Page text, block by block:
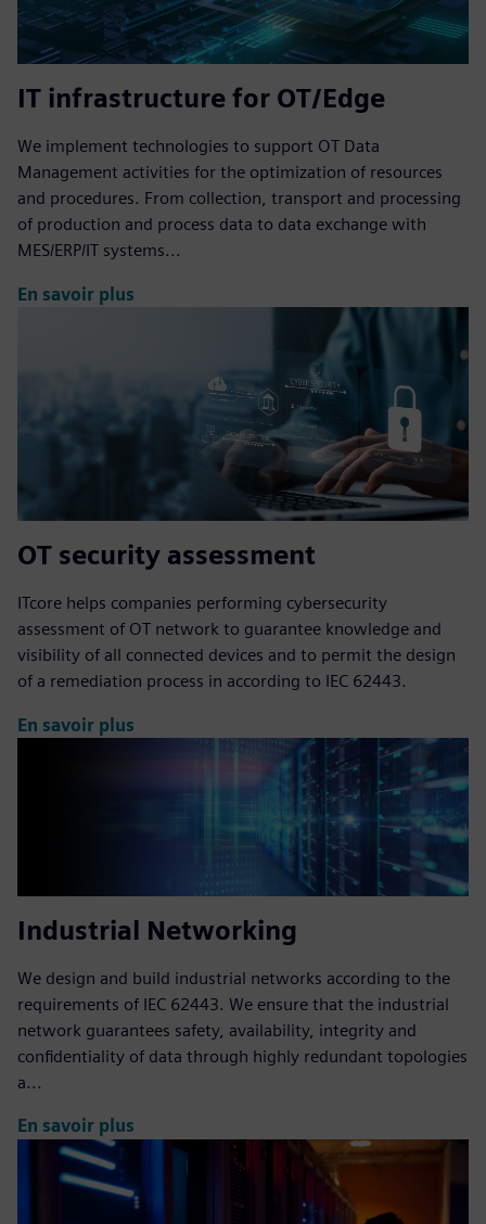
IT infrastructure for OT/Edge
We implement technologies to support OT Data
Management activities for the optimization of resources
and procedures. From collection, transport and processing
of production and process data to data exchange with
MES/ERP/IT systems...
En savoir plus
OT security assessment
ITcore helps companies performing cybersecurity
assessment of OT network to guarantee knowledge and
visibility of all connected devices and to permit the design
of a remediation process in according to IEC 62443.
En savoir plus
Industrial Networking
We design and build industrial networks according to the
requirements of IEC 62443. We ensure that the industrial
network guarantees safety, availability, integrity and
confidentiality of data through highly redundant topologies
a...
En savoir plus